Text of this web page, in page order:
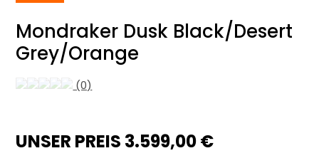
Mondraker Dusk Black/Desert
Grey/Orange
(0)
UNSER PREIS 3.599,00 €